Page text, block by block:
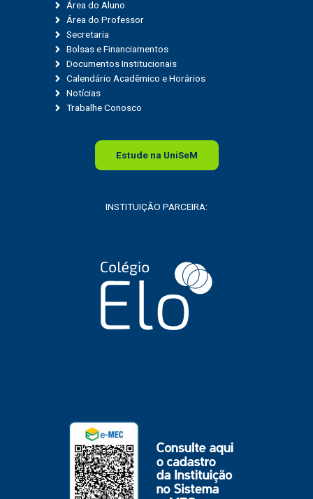
Área do Aluno
Área do Professor
Secretaria
Bolsas e Financiamentos
Documentos Institucionais
Calendário Acadêmico e Horários
Notícias
Trabalhe Conosco
Estude na UniSeM
INSTITUIÇÃO PARCEIRA: